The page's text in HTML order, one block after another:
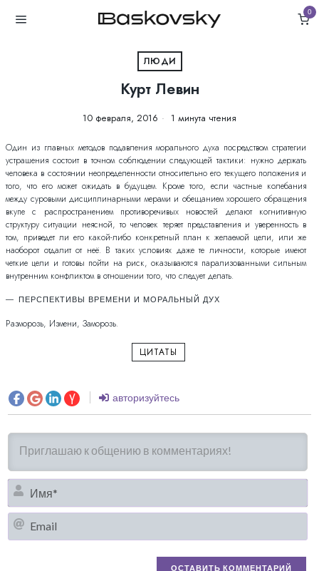
0
ЛЮДИ
Курт Левин
10 февраля, 2016 1 минута чтения
Один из главных методов подавления морального духа посредством стратегии
устрашения состоит в точном соблюдении следующей тактики: нужно держать
человека в состоянии неопределенности относительно его текущего положения и
того, что его может ожидать в будущем. Кроме того, если частные колебания
между суровыми дисциплинарными мерами и обещанием хорошего обращения
вкупе с распространением противоречивых новостей делают когнитивную
структуру ситуации неясной, то человек теряет представления и уверенность в
том, приведет ли его какой-либо конкретный план к желаемой цели, или же
наоборот отдалит от неё. В таких условиях даже те личности, которые имеют
четкие цели и готовы пойти на риск, оказываются парализованными сильным
внутренним конфликтом в отношении того, что следует делать.
ПЕРСПЕКТИВЫ ВРЕМЕНИ И МОРАЛЬНЫЙ ДУХ
Разморозь, Измени, Заморозь.
ЦИТАТЫ
авторизуйтесь